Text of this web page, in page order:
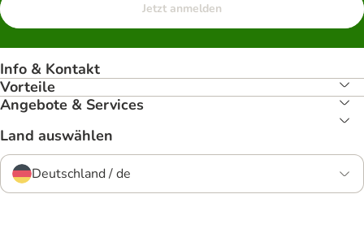
Jetzt anmelden
Info & Kontakt
Vorteile
Angebote & Services
Land auswählen
Deutschland / de